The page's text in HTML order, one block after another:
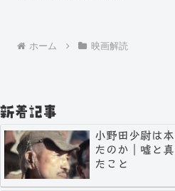
ホーム 映画解読
新着記事
小野田少尉は
たのか｜嘘と
たこと